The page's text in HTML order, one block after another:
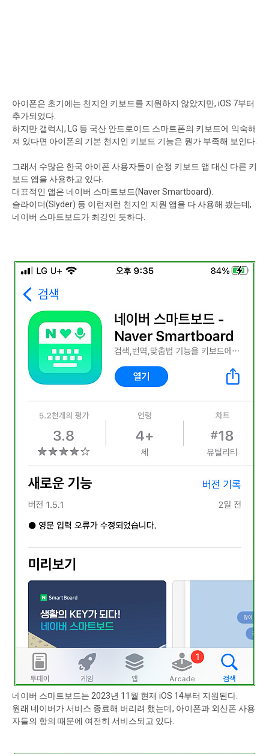
아이폰은 초기에는 천지인 키보드를 지원하지 않았지만, iOS 7부터
추가되었다.
하지만 갤럭시, LG 등 국산 안드로이드 스마트폰의 키보드에 익숙해
져 있다면 아이폰의 기본 천지인 키보드 기능은 뭔가 부족해 보인다.
그래서 수많은 한국 아이폰 사용자들이 순정 키보드 앱 대신 다른 키
보드 앱을 사용하고 있다.
대표적인 앱은 네이버 스마트보드(Naver Smartboard).
슬라이더(Slyder) 등 이런저런 천지인 지원 앱을 다 사용해 봤는데,
네이버 스마트보드가 최강인 듯하다.
네이버 스마트보드는 2023년 11월 현재 iOS 14부터 지원된다.
원래 네이버가 서비스 종료해 버리려 했는데, 아이폰과 외산폰 사용
자들의 항의 때문에 여전히 서비스되고 있다.